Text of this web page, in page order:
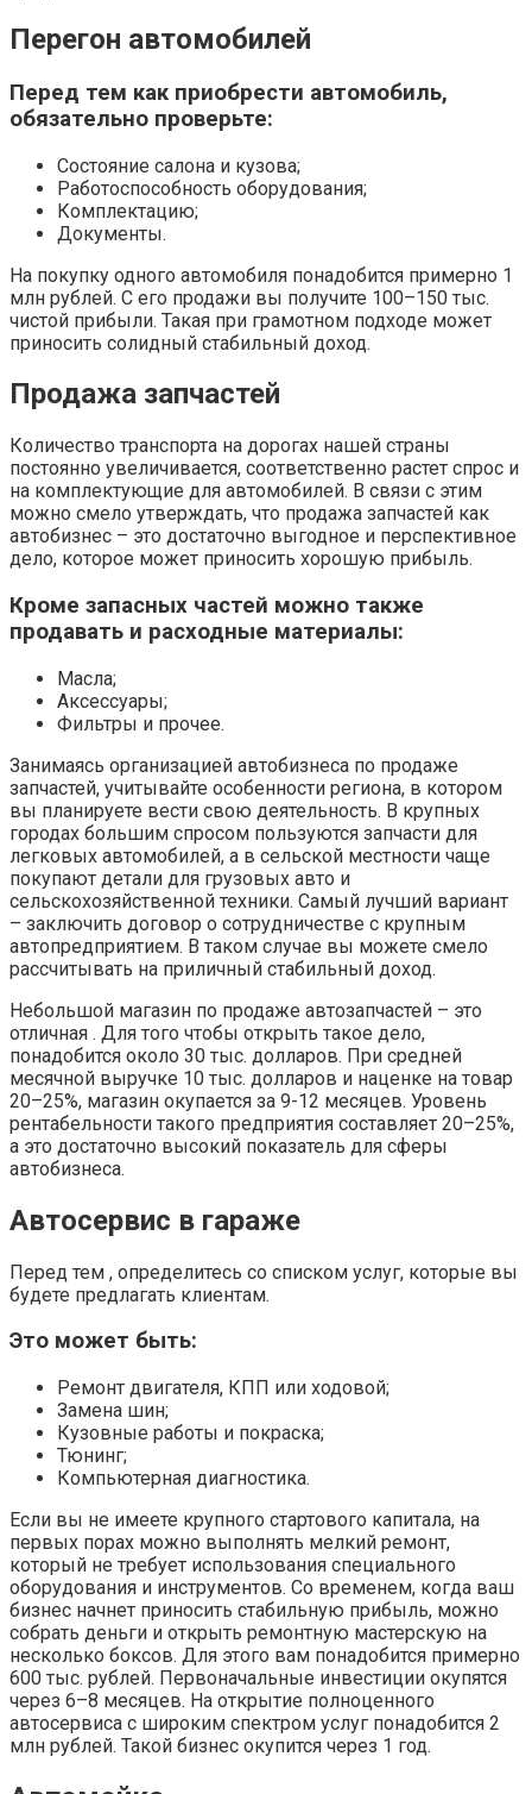
Перегон автомобилей
Перед тем как приобрести автомобиль,
обязательно проверьте:
Состояние салона и кузова;
Работоспособность оборудования;
Комплектацию;
Документы.
На покупку одного автомобиля понадобится примерно 1
млн рублей. С его продажи вы получите 100–150 тыс.
чистой прибыли. Такая при грамотном подходе может
приносить солидный стабильный доход.
Продажа запчастей
Количество транспорта на дорогах нашей страны
постоянно увеличивается, соответственно растет спрос и
на комплектующие для автомобилей. В связи с этим
можно смело утверждать, что продажа запчастей как
автобизнес – это достаточно выгодное и перспективное
дело, которое может приносить хорошую прибыль.
Кроме запасных частей можно также
продавать и расходные материалы:
Масла;
Аксессуары;
Фильтры и прочее.
Занимаясь организацией автобизнеса по продаже
запчастей, учитывайте особенности региона, в котором
вы планируете вести свою деятельность. В крупных
городах большим спросом пользуются запчасти для
легковых автомобилей, а в сельской местности чаще
покупают детали для грузовых авто и
сельскохозяйственной техники. Самый лучший вариант
– заключить договор о сотрудничестве с крупным
автопредприятием. В таком случае вы можете смело
рассчитывать на приличный стабильный доход.
Небольшой магазин по продаже автозапчастей – это
отличная . Для того чтобы открыть такое дело,
понадобится около 30 тыс. долларов. При средней
месячной выручке 10 тыс. долларов и наценке на товар
20–25%, магазин окупается за 9-12 месяцев. Уровень
рентабельности такого предприятия составляет 20–25%,
а это достаточно высокий показатель для сферы
автобизнеса.
Автосервис в гараже
Перед тем , определитесь со списком услуг, которые вы
будете предлагать клиентам.
Это может быть:
Ремонт двигателя, КПП или ходовой;
Замена шин;
Кузовные работы и покраска;
Тюнинг;
Компьютерная диагностика.
Если вы не имеете крупного стартового капитала, на
первых порах можно выполнять мелкий ремонт,
который не требует использования специального
оборудования и инструментов. Со временем, когда ваш
бизнес начнет приносить стабильную прибыль, можно
собрать деньги и открыть ремонтную мастерскую на
несколько боксов. Для этого вам понадобится примерно
600 тыс. рублей. Первоначальные инвестиции окупятся
через 6–8 месяцев. На открытие полноценного
автосервиса с широким спектром услуг понадобится 2
млн рублей. Такой бизнес окупится через 1 год.